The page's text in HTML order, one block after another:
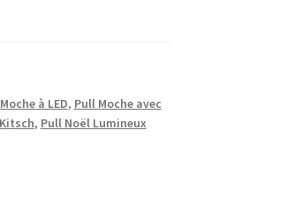
à LED, Pull Moche avec
, Pull Noël Lumineux